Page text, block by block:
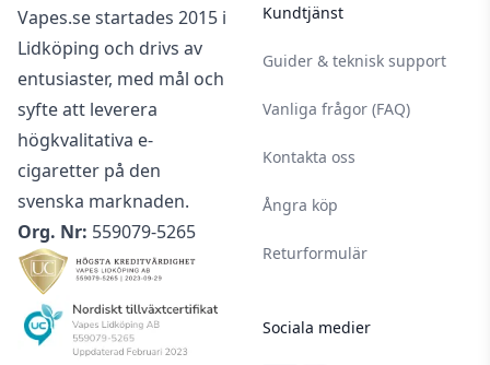
utspädd men ska användas med försiktighet.
Vid kontakt av nikotin på huden bör du alltid
noggrant tvätta den av den del som
exponerats.
Använd gärna handskar och undvik att röra
dina ögon och ditt ansikte vid hantering av
nikotin.
Nikotin- & tobaksprodukter har en laglig
åldersgräns på 18 år.
Denna produkt är endast avsedd för vuxna
rökare.
För optimal livslängd på din nikotinvätska bör
Vapes.se startades 2015 i
Lidköping och drivs av
entusiaster, med mål och
syfte att leverera
högkvalitativa e-
cigaretter på den
svenska marknaden.
Org. Nr: 559079-5265
Kundtjänst
Guider & teknisk support
Vanliga frågor (FAQ)
Kontakta oss
Ångra köp
Returformulär
Sociala medier